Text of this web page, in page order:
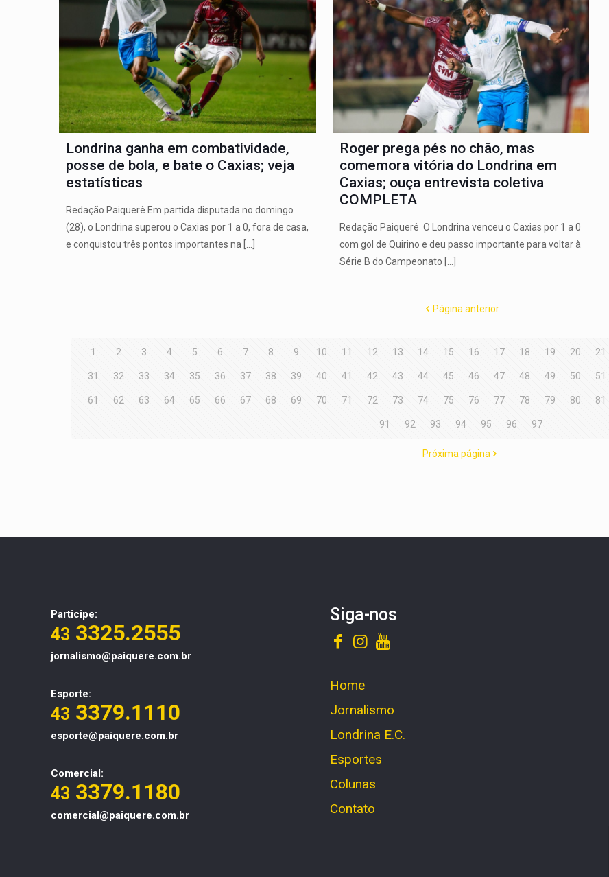
Londrina ganha em combatividade,
posse de bola, e bate o Caxias; veja
estatísticas
Redação Paiquerê Em partida disputada no domingo
(28), o Londrina superou o Caxias por 1 a 0, fora de casa,
e conquistou três pontos importantes na
Roger prega pés no chão, mas
comemora vitória do Londrina em
Caxias; ouça entrevista coletiva
COMPLETA
Redação Paiquerê O Londrina venceu o Caxias por 1 a 0
com gol de Quirino e deu passo importante para voltar à
Série B do Campeonato
Página anterior
1 2 3 4 5 6 7 8 9 10 11 12 13 14 15 16 17 18 19 20 21
31 32 33 34 35 36 37 38 39 40 41 42 43 44 45 46 47 48 49 50 51
61 62 63 64 65 66 67 68 69 70 71 72 73 74 75 76 77 78 79 80 81
91 92 93 94 95 96 97
Próxima página
Participe:
43 3325.2555
jornalismo@paiquere.com.br
Esporte:
43 3379.1110
esporte@paiquere.com.br
Comercial:
43 3379.1180
comercial@paiquere.com.br
Siga-nos
Home
Jornalismo
Londrina E.C.
Esportes
Colunas
Contato